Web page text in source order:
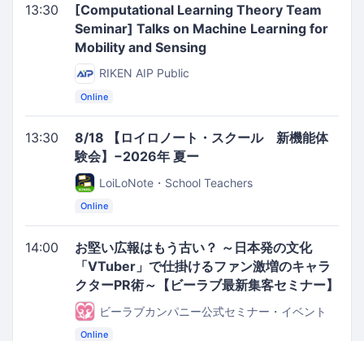
13:30
[Computational Learning Theory Team
Seminar] Talks on Machine Learning for
Mobility and Sensing
RIKEN AIP Public
Online
13:30
8/18 【ロイロノート・スクール 新機能体
験会】−2026年 夏ー
LoiLoNote・School Teachers
Online
14:00
お堅い広報はもう古い？ ～日本発の文化
「VTuber」で仕掛けるファン激増のキャラ
クターPR術～【ビーラブ最新集客セミナー】
ビーラブカンパニー公式セミナー・イベント
Online